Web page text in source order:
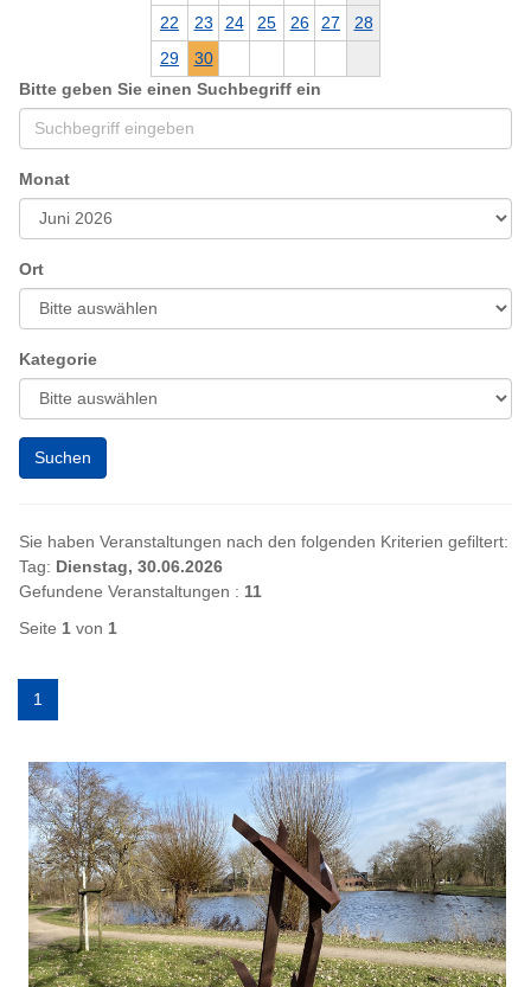
22
23 24 25 26 27
28
29
30
Bitte geben Sie einen Suchbegriff ein
Monat
Ort
Kategorie
Sie haben Veranstaltungen nach den folgenden Kriterien gefiltert:
Tag: Dienstag, 30.06.2026
Gefundene Veranstaltungen : 11
Seite 1 von 1
1